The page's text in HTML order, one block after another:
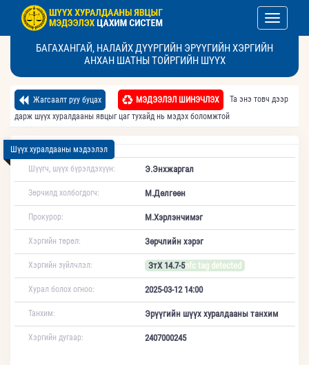
Toggle
БАГАХАНГАЙ, НАЛАЙХ ДҮҮРГИЙН ЭРҮҮГИЙН ХЭРГИЙН
АНХАН ШАТНЫ ТОЙРГИЙН ШҮҮХ
Жагсаалт руу буцах МЭДЭЭЛЭЛ ШИНЭЧЛЭХ
Та энэ товч дээр
дарж шүүх хуралдааны явцыг цаг тухайд нь мэдэх боломжтой
Шүүх хуралдааны мэдээлэл
Шүүгч, шүүх бүрэлдэхүүн:
Э.Энхжаргал
Зөрчилд холбогдогч: М.Дөлгөөн
Прокурор: М.Хэрлэнчимэг
Хэргийн төрөл: Зөрчлийн хэрэг
Хэргийн зүйлчлэл: ЗтХ 14.7-5nfc tag detected
Хурал болох огноо: 2025-03-12 14:00
Танхим: Эрүүгийн шүүх хуралдааны танхим
Хэргийн дугаар: 2407000245